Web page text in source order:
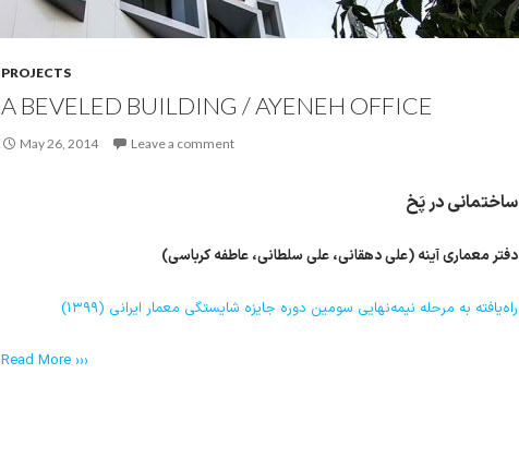
PROJECTS
A BEVELED BUILDING / AYENEH OFFICE
May 26, 2014 Leave a comment
ساختمانی در پَخ
دفتر معماری آینه (علی دهقانی، علی سلطانی، عاطفه کرباسی)
راه‌یافته به مرحله نیمه‌نهایی سومین دوره جایزه شایستگی معمار ایرانی (۱۳۹۹)
Read More ›››